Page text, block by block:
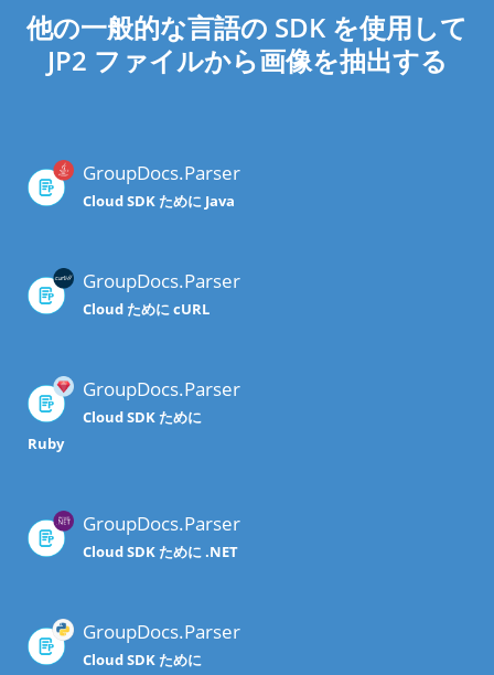
他の一般的な言語の SDK を使用して
JP2 ファイルから画像を抽出する
GroupDocs.Parser
Cloud SDK ために Java
GroupDocs.Parser
Cloud ために cURL
GroupDocs.Parser
Cloud SDK ために
Ruby
GroupDocs.Parser
Cloud SDK ために .NET
GroupDocs.Parser
Cloud SDK ために